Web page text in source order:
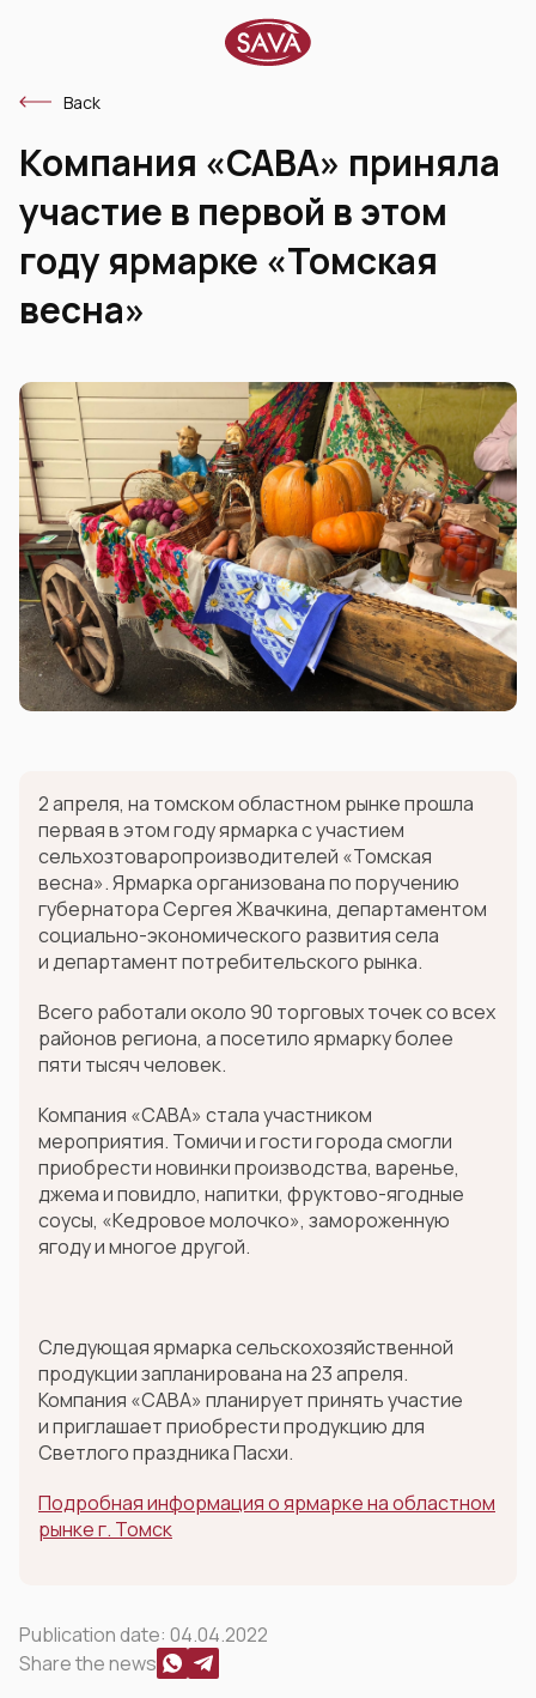
Back
Компания «САВА» приняла
участие в первой в этом
году ярмарке «Томская
весна»
2 апреля, на томском областном рынке прошла
первая в этом году ярмарка с участием
сельхозтоваропроизводителей «Томская
весна». Ярмарка организована по поручению
губернатора Сергея Жвачкина, департаментом
социально-экономического развития села
и департамент потребительского рынка.
Всего работали около 90 торговых точек со всех
районов региона, а посетило ярмарку более
пяти тысяч человек.
Компания «САВА» стала участником
мероприятия. Томичи и гости города смогли
приобрести новинки производства, варенье,
джема и повидло, напитки, фруктово-ягодные
соусы, «Кедровое молочко», замороженную
ягоду и многое другой.
Следующая ярмарка сельскохозяйственной
продукции запланирована на 23 апреля.
Компания «САВА» планирует принять участие
и приглашает приобрести продукцию для
Светлого праздника Пасхи.
Подробная информация о ярмарке на областном
рынке г. Томск
Publication date: 04.04.2022
Share the news